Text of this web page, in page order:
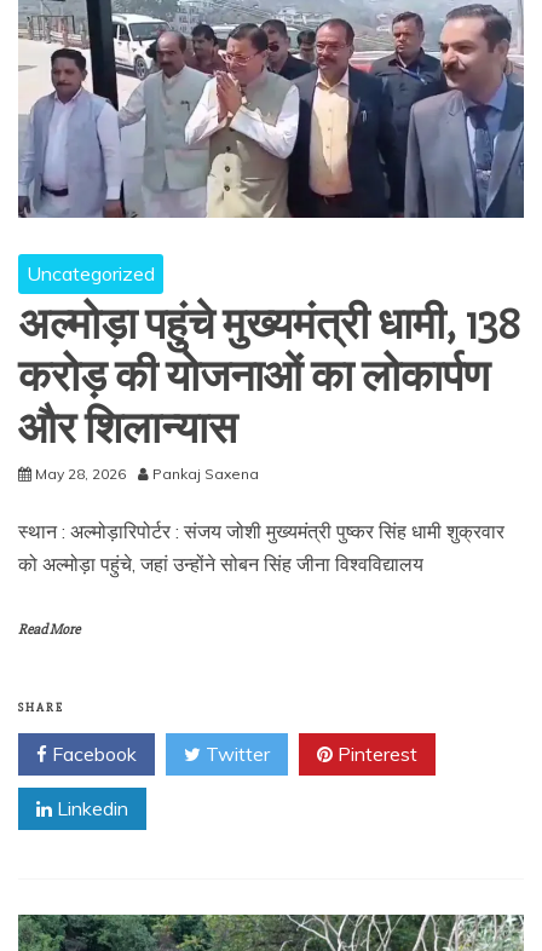
Uncategorized
अल्मोड़ा पहुंचे मुख्यमंत्री धामी, 138
करोड़ की योजनाओं का लोकार्पण
और शिलान्यास
May 28, 2026 Pankaj Saxena
स्थान : अल्मोड़ारिपोर्टर : संजय जोशी मुख्यमंत्री पुष्कर सिंह धामी शुक्रवार
को अल्मोड़ा पहुंचे, जहां उन्होंने सोबन सिंह जीना विश्वविद्यालय
Read More
SHARE
Facebook Twitter Pinterest
Linkedin